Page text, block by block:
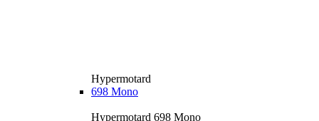
Hypermotard
698 Mono
Hypermotard 698 Mono